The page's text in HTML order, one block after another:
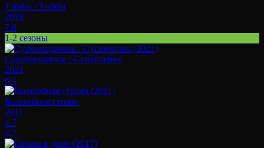
Тэффи / Таффи
2019
7.6
1-2 сезоны
Суперчервячок / Суперчервь
2021
6.4
Волшебная страна
2011
4.7
4.7